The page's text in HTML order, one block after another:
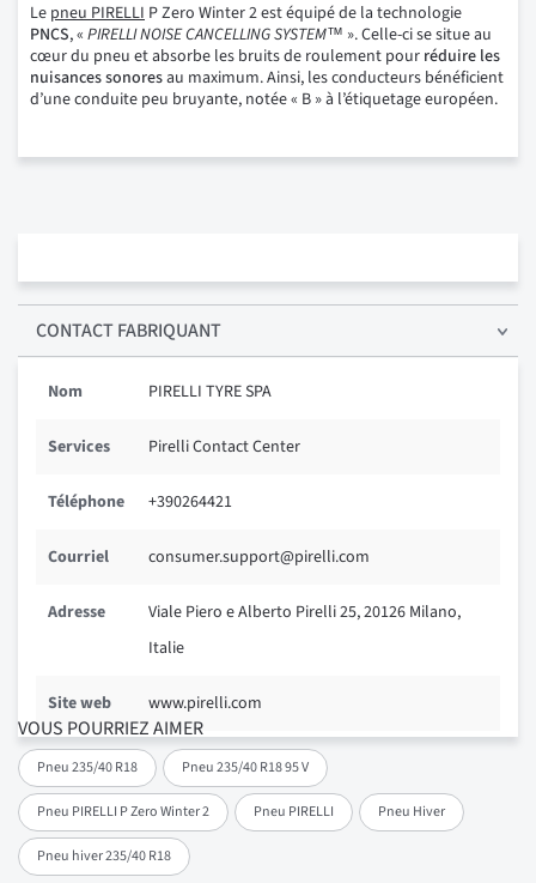
VOUS POURRIEZ AIMER
Pneu 235/40 R18 Pneu 235/40 R18 95 V
Pneu PIRELLI P Zero Winter 2 Pneu PIRELLI Pneu Hiver
Pneu hiver 235/40 R18
Le pneu PIRELLI P Zero Winter 2 est équipé de la technologie
PNCS, « PIRELLI NOISE CANCELLING SYSTEM™ ». Celle-ci se situe au
cœur du pneu et absorbe les bruits de roulement pour réduire les
nuisances sonoresau maximum. Ainsi, les conducteurs bénéficient
d’une conduite peu bruyante, notée « B » à l’étiquetage européen.
CONTACT FABRIQUANT
Nom PIRELLI TYRE SPA
Services Pirelli Contact Center
Téléphone +390264421
Courriel consumer.support@pirelli.com
Adresse
Viale Piero e Alberto Pirelli 25, 20126 Milano,
Italie
Site web www.pirelli.com